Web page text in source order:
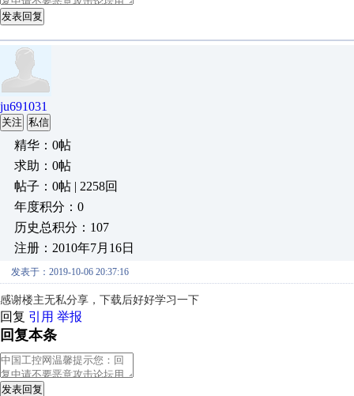
发表回复
ju691031
关注 私信
精华：0帖
求助：0帖
帖子：0帖 | 2258回
年度积分：0
历史总积分：107
注册：2010年7月16日
发表于：2019-10-06 20:37:16
感谢楼主无私分享，下载后好好学习一下
回复 引用 举报
回复本条
发表回复